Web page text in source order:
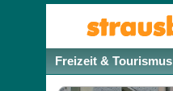
Freizeit & Tourismus